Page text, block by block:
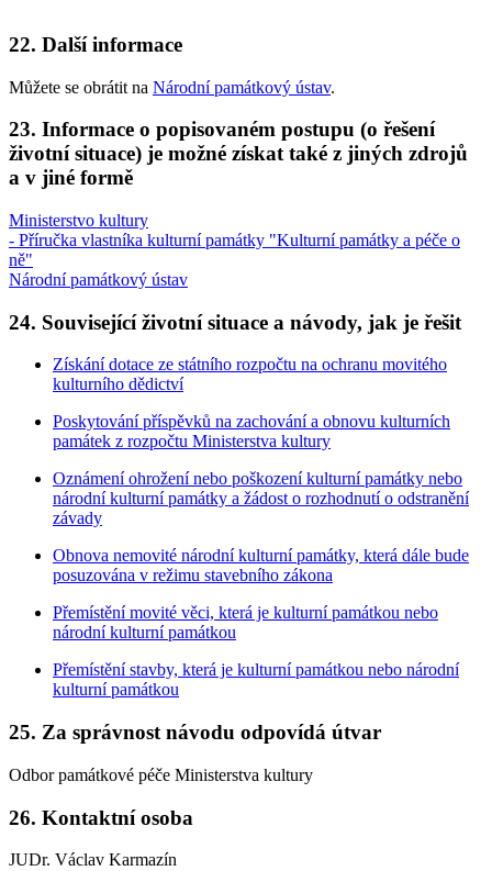
22. Další informace
Můžete se obrátit na Národní památkový ústav.
23. Informace o popisovaném postupu (o řešení
životní situace) je možné získat také z jiných zdrojů
a v jiné formě
Ministerstvo kultury
- Příručka vlastníka kulturní památky "Kulturní památky a péče o
ně"
Národní památkový ústav
24. Související životní situace a návody, jak je řešit
Získání dotace ze státního rozpočtu na ochranu movitého
kulturního dědictví
Poskytování příspěvků na zachování a obnovu kulturních
památek z rozpočtu Ministerstva kultury
Oznámení ohrožení nebo poškození kulturní památky nebo
národní kulturní památky a žádost o rozhodnutí o odstranění
závady
Obnova nemovité národní kulturní památky, která dále bude
posuzována v režimu stavebního zákona
Přemístění movité věci, která je kulturní památkou nebo
národní kulturní památkou
Přemístění stavby, která je kulturní památkou nebo národní
kulturní památkou
25. Za správnost návodu odpovídá útvar
Odbor památkové péče Ministerstva kultury
26. Kontaktní osoba
JUDr. Václav Karmazín